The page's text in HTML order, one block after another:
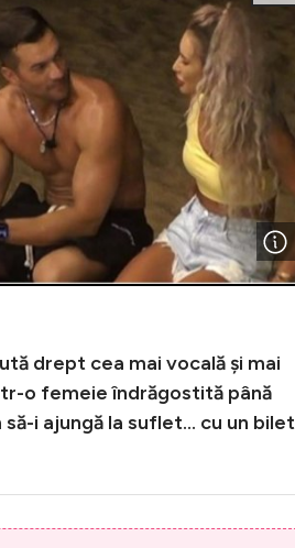
drept cea mai vocală și mai
o femeie îndrăgostită până
i ajungă la suflet... cu un bilet